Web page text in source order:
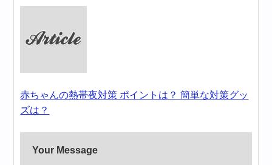
赤ちゃんの熱帯夜対策 ポイントは？ 簡単な対策グッ
ズは？
Your Message